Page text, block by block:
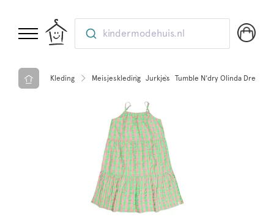
kindermodehuis.nl
Kleding Meisjeskleding Jurkjes Tumble N'dry Olinda Dress